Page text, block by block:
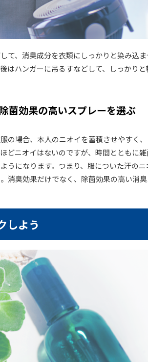
て、消臭成分を衣類にしっかりと染み込ま
はハンガーに吊るすなどして、しっかりと
菌効果の高いスプレーを選ぶ
の場合、本人のニオイを蓄積させやすく、
どニオイはないのですが、時間とともに雑
うになります。つまり、服についた汗のニ
消臭効果だけでなく、除菌効果の高い消
しよう